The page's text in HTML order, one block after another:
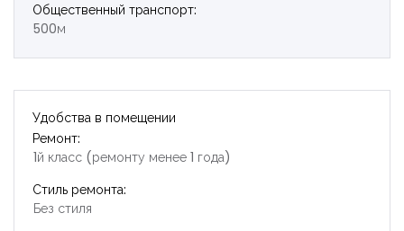
Общественный транспорт:
500м
Удобства в помещении
Ремонт:
1й класс (ремонту менее 1 года)
Стиль ремонта:
Без стиля